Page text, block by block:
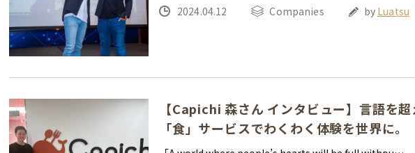
2024.04.12
Companies by Luatsu
【Capichi 森さん インタビュー】言語を超
「食」サービスでわくわく体験を世界に。